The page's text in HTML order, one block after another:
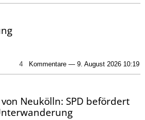
4 Kommentare — 9. August 2026 10:19
Neukölln: SPD befördert